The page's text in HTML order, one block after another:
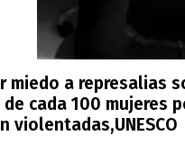
miedo a represalias
de cada 100 mujeres
violentadas,UNESCO